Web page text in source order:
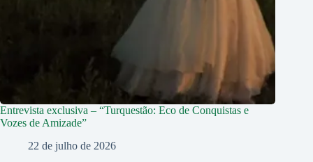
Entrevista exclusiva – “Turquestão: Eco de Conquistas e
Vozes de Amizade”
22 de julho de 2026